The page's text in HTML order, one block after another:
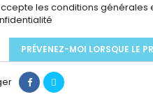
les conditions générales
PRÉVENEZ-MOI LORSQUE LE